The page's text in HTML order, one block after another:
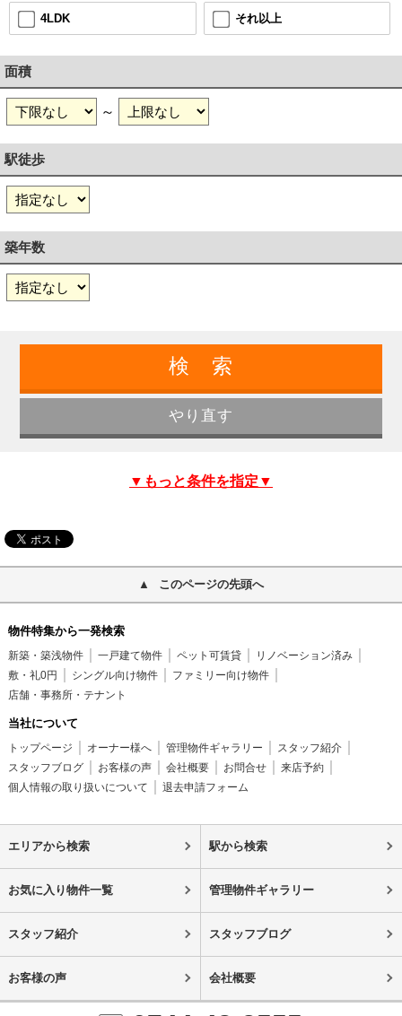
4LDK それ以上
面積
～
駅徒歩
築年数
▼もっと条件を指定▼
このページの先頭へ
物件特集から一発検索
新築・築浅物件 一戸建て物件 ペット可賃貸
リノベーション済み
敷・礼0円
シングル向け物件
ファミリー向け物件
店舗・事務所・テナント
当社について
トップページ オーナー様へ 管理物件ギャラリー
スタッフ紹介
スタッフブログ
お客様の声 会社概要 お問合せ
来店予約
個人情報の取り扱いについて
退去申請フォーム
エリアから検索 駅から検索
お気に入り物件一覧 管理物件ギャラリー
スタッフ紹介 スタッフブログ
お客様の声 会社概要